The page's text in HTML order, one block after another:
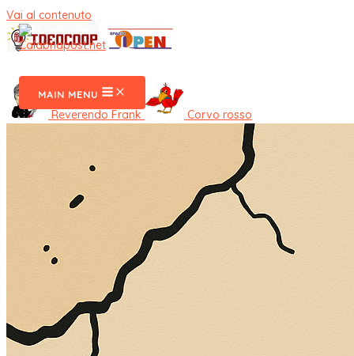
Vai al contenuto
MAIN MENU
Reverendo Frank Corvo rosso